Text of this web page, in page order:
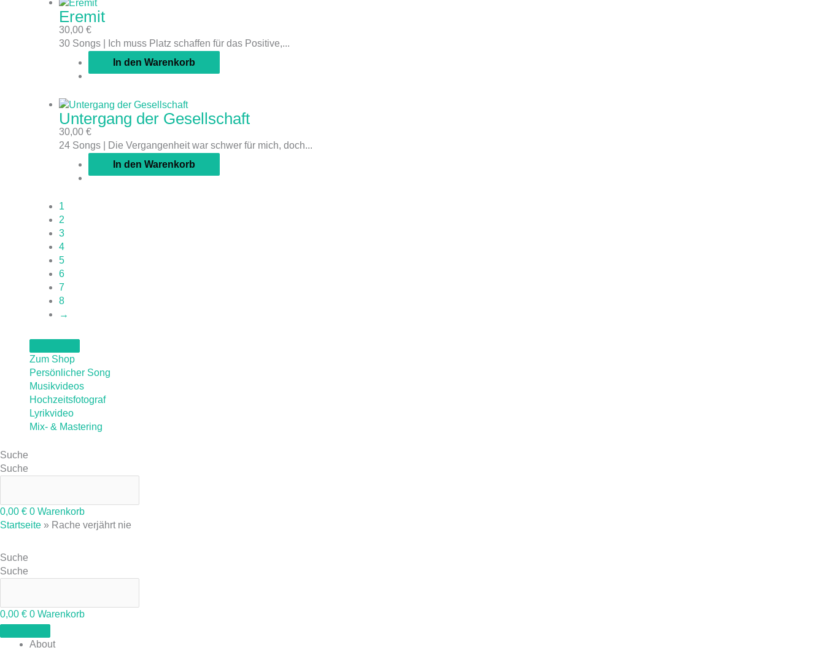
Eremit
30,00 €
30 Songs | Ich muss Platz schaffen für das Positive,...
In den Warenkorb
Untergang der Gesellschaft
30,00 €
24 Songs | Die Vergangenheit war schwer für mich, doch...
In den Warenkorb
1
2
3
4
5
6
7
8
→
Zum Shop
Persönlicher Song
Musikvideos
Hochzeitsfotograf
Lyrikvideo
Mix- & Mastering
Suche
Suche
0,00 € 0 Warenkorb
Startseite » Rache verjährt nie
Suche
Suche
0,00 € 0 Warenkorb
About